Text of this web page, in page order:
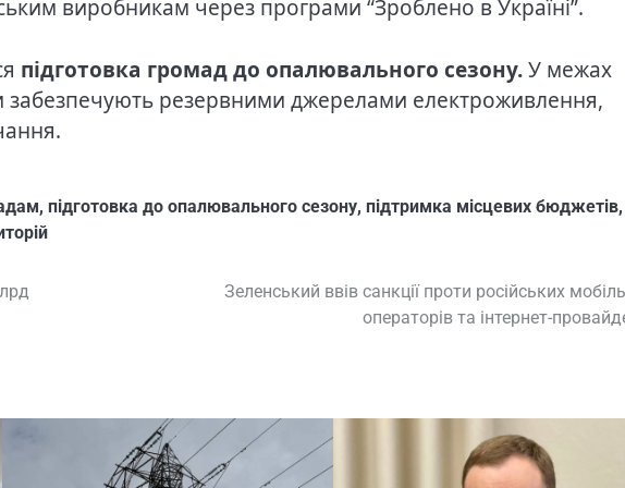
виробникам через програми “Зроблено в Україні”.
підготовка громад до опалювального сезону.У межах
забезпечують резервними джерелами електроживлення,
, підготовка до опалювального сезону, підтримка місцевих бюджетів,
Зеленський ввів санкції проти російських
операторів та інтернет-